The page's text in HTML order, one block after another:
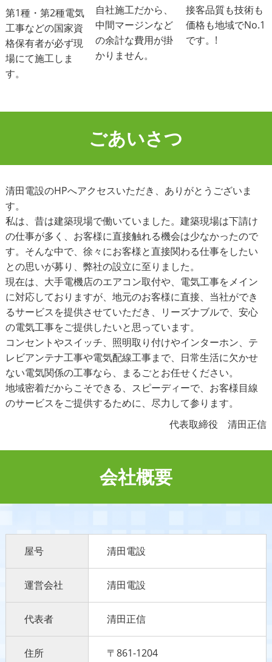
第1種・第2種電気
工事などの国家資
格保有者が必ず現
場にて施⼯しま
す。
自社施工だから、
中間マージンなど
の余計な費用が掛
かりません。
接客品質も技術も
価格も地域でNo.1
です。!
ごあいさつ
清田電設のHPへアクセスいただき、ありがとうございま
す。
私は、昔は建築現場で働いていました。建築現場は下請け
の仕事が多く、お客様に直接触れる機会は少なかったので
す。そんな中で、徐々にお客様と直接関わる仕事をしたい
との思いが募り、弊社の設立に至りました。
現在は、大手電機店のエアコン取付や、電気工事をメイン
に対応しておりますが、地元のお客様に直接、当社ができ
るサービスを提供させていただき、リーズナブルで、安心
の電気工事をご提供したいと思っています。
コンセントやスイッチ、照明取り付けやインターホン、テ
レビアンテナ工事や電気配線工事まで、日常生活に欠かせ
ない電気関係の工事なら、まるごとお任せください。
地域密着だからこそできる、スピーディーで、お客様目線
のサービスをご提供するために、尽力して参ります。
代表取締役 清田正信
会社概要
屋号 清田電設
運営会社 清田電設
代表者 清田正信
住所
〒861-1204